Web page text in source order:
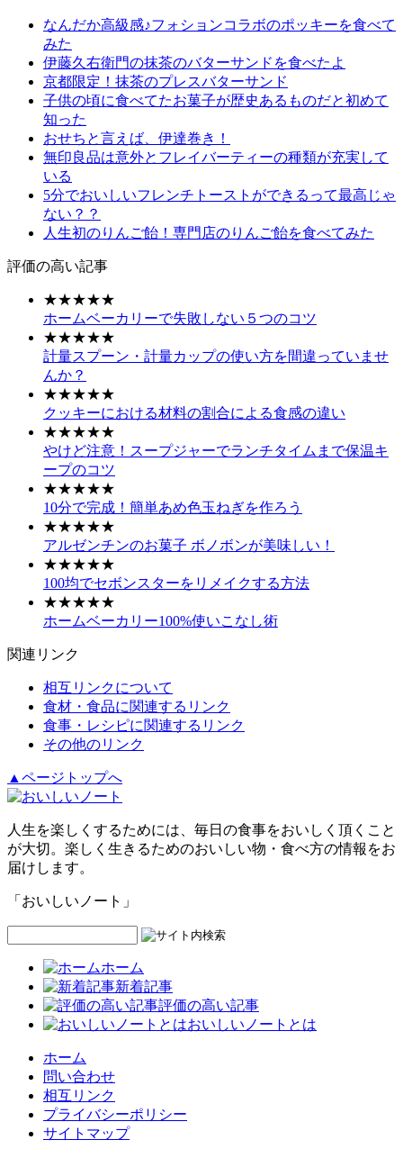
なんだか高級感♪フォションコラボのポッキーを食べて
みた
伊藤久右衛門の抹茶のバターサンドを食べたよ
京都限定！抹茶のプレスバターサンド
子供の頃に食べてたお菓子が歴史あるものだと初めて
知った
おせちと言えば、伊達巻き！
無印良品は意外とフレイバーティーの種類が充実して
いる
5分でおいしいフレンチトーストができるって最高じゃ
ない？？
人生初のりんご飴！専門店のりんご飴を食べてみた
評価の高い記事
★★★★★
ホームベーカリーで失敗しない５つのコツ
★★★★★
計量スプーン・計量カップの使い方を間違っていませ
んか？
★★★★★
クッキーにおける材料の割合による食感の違い
★★★★★
やけど注意！スープジャーでランチタイムまで保温キ
ープのコツ
★★★★★
10分で完成！簡単あめ色玉ねぎを作ろう
★★★★★
アルゼンチンのお菓子 ボノボンが美味しい！
★★★★★
100均でセボンスターをリメイクする方法
★★★★★
ホームベーカリー100%使いこなし術
関連リンク
相互リンクについて
食材・食品に関連するリンク
食事・レシピに関連するリンク
その他のリンク
▲ページトップへ
人生を楽しくするためには、毎日の食事をおいしく頂くこと
が大切。楽しく生きるためのおいしい物・食べ方の情報をお
届けします。
「おいしいノート」
ホーム
新着記事
評価の高い記事
おいしいノートとは
ホーム
問い合わせ
相互リンク
プライバシーポリシー
サイトマップ